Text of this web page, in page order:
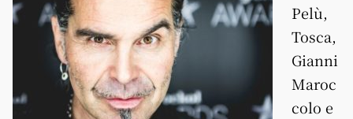
Pelù,
Tosca,
Gianni
Maroc
colo e